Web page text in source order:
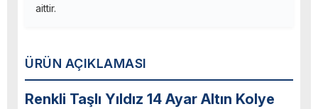
ÜRÜN AÇIKLAMASI
Renkli Taşlı Yıldız 14 Ayar Altın Kolye
aittir.